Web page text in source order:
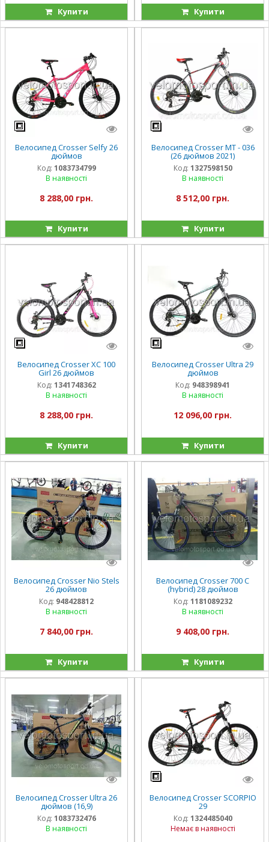
Купити Купити
Велосипед Crosser Selfy 26
дюймов
Код: 1083734799
В наявності
8 288,00 грн.
Купити
Велосипед Crosser МТ - 036
(26 дюймов 2021)
Код: 1327598150
В наявності
8 512,00 грн.
Купити
Велосипед Crosser XC 100
Girl 26 дюймов
Код: 1341748362
В наявності
8 288,00 грн.
Купити
Велосипед Crosser Ultra 29
дюймов
Код: 948398941
В наявності
12 096,00 грн.
Купити
Велосипед Crosser Nio Stels
26 дюймов
Код: 948428812
В наявності
7 840,00 грн.
Купити
Велосипед Crosser 700 C
(hybrid) 28 дюймов
Код: 1181089232
В наявності
9 408,00 грн.
Купити
Велосипед Crosser Ultra 26
дюймов (16,9)
Код: 1083732476
В наявності
Велосипед Crosser SCORPIO
29
Код: 1324485040
Немає в наявності